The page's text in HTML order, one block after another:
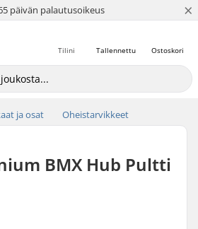
päivän palautusoikeus
4.8 / 5 ×
Ostoskori
Tallennettu
Tilini
ja osat Oheistarvikkeet
BMX Hub Pultti